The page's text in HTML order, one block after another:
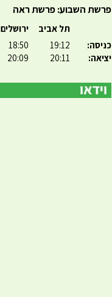
פרשת השבוע: פרשת ראה
כניסה:
יציאה:
תל אביב
19:12
20:11
ירושלים
18:50
20:09